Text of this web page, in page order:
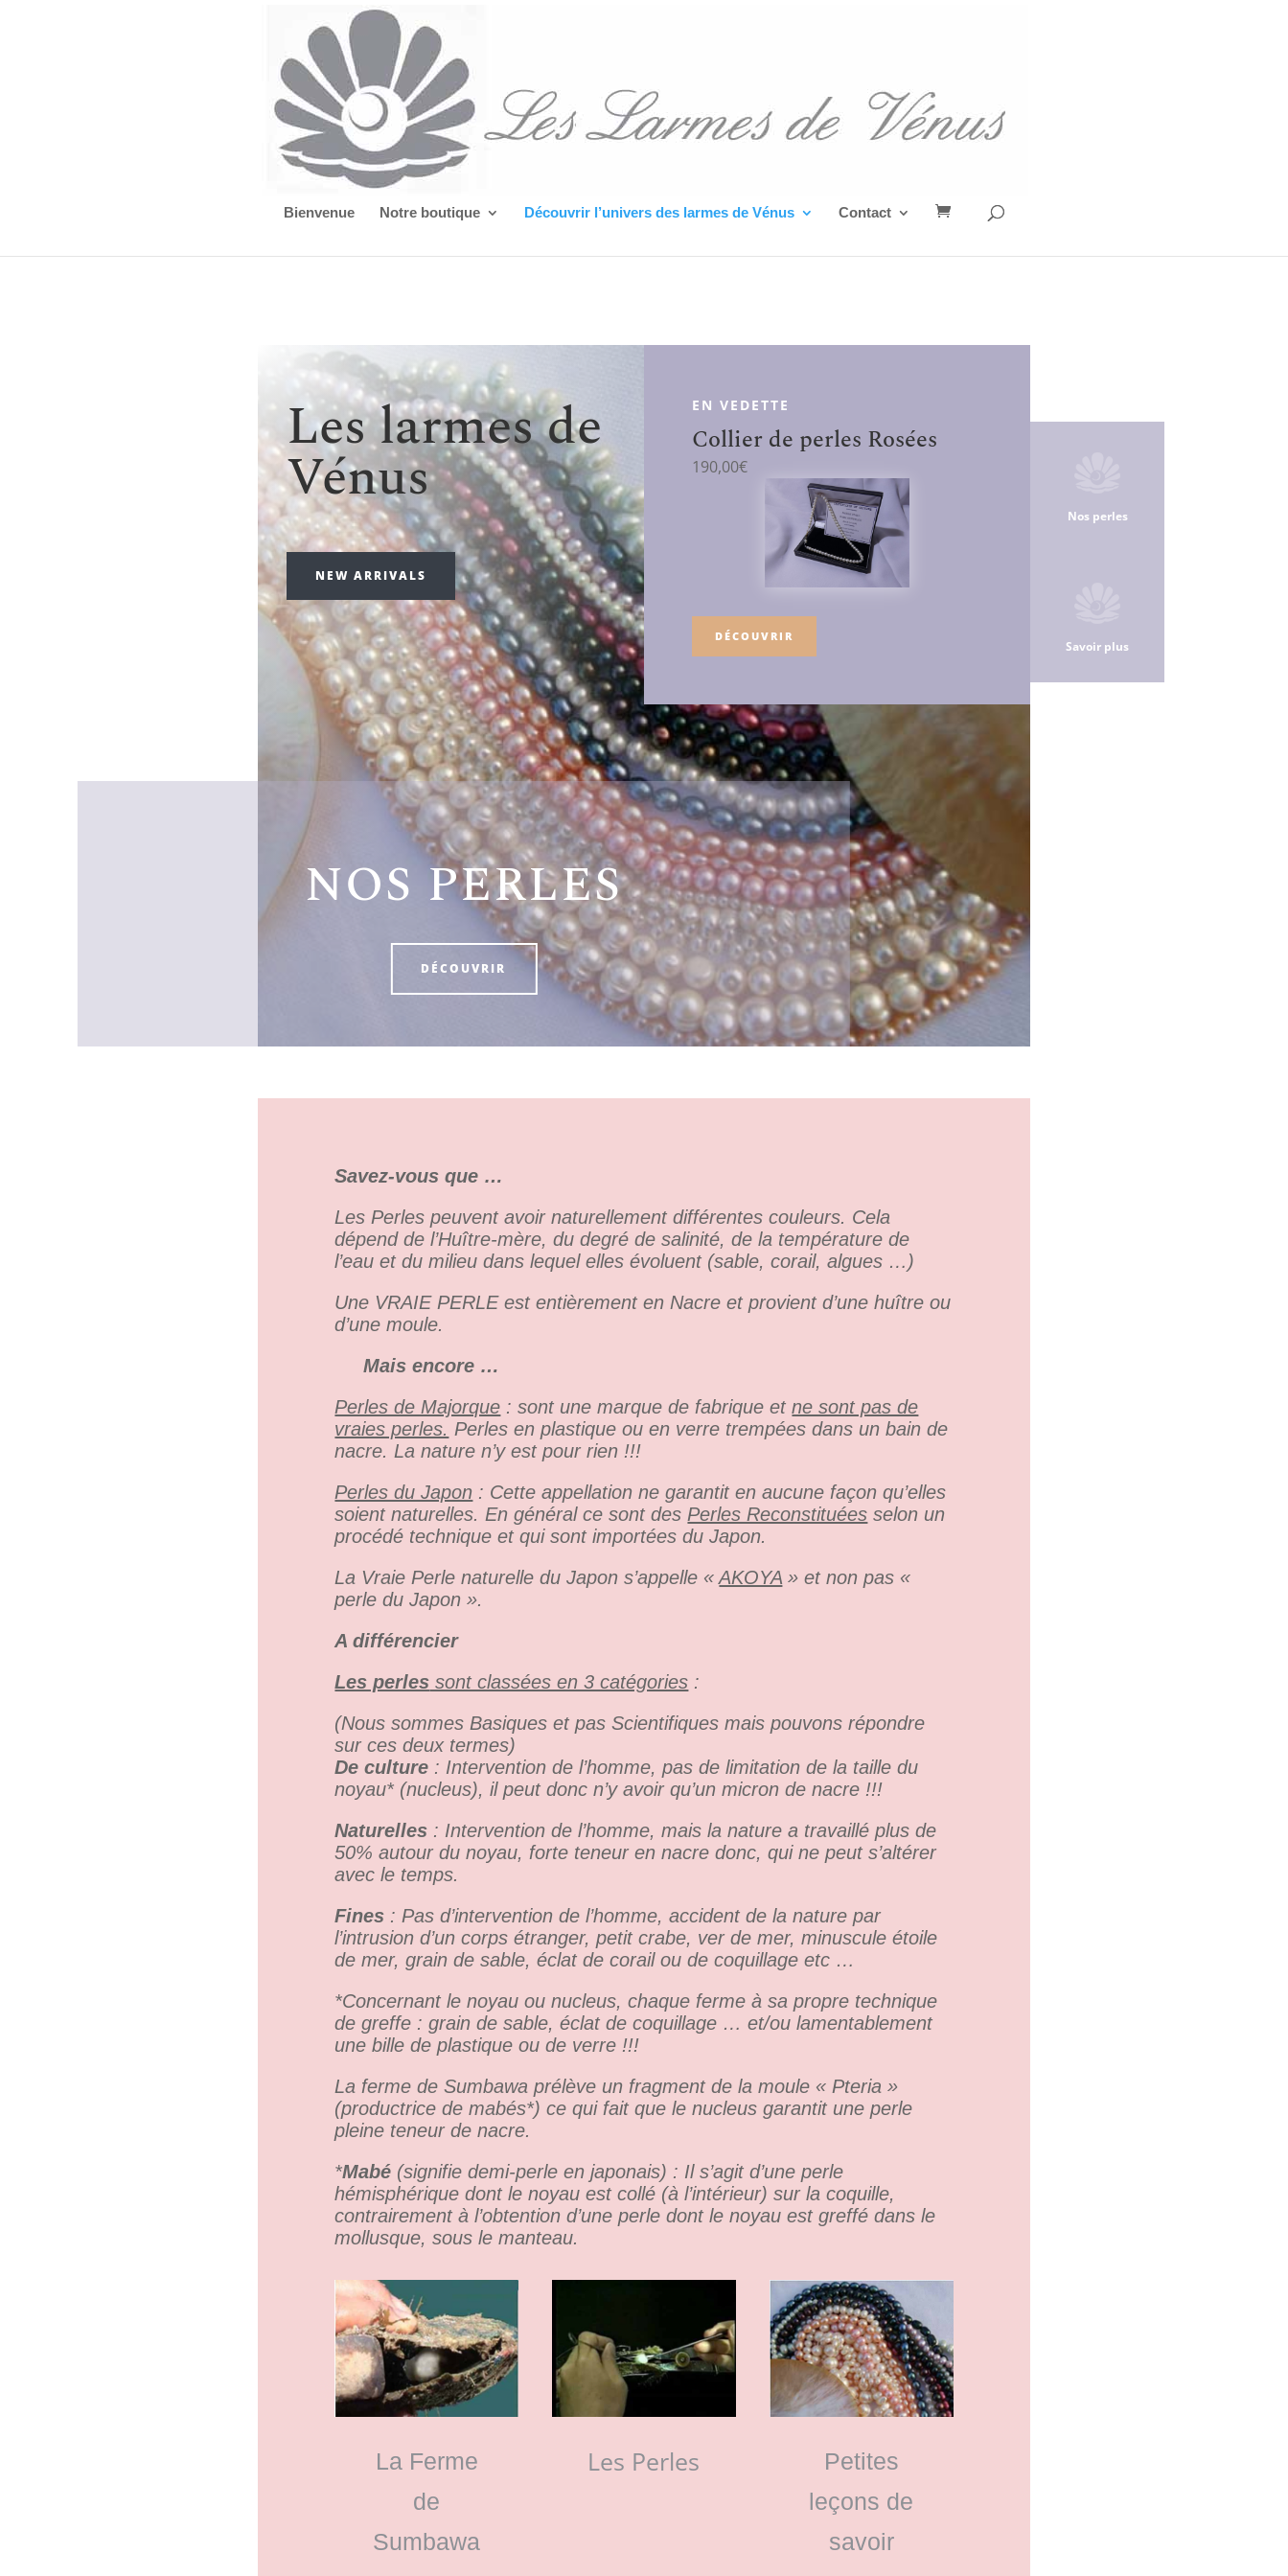
Bienvenue Notre boutique Découvrir l’univers des larmes de Vénus Contact
Les larmes de
Vénus
NEW ARRIVALS
EN VEDETTE
Collier de perles Rosées
190,00€
DÉCOUVRIR
NOS PERLES
DÉCOUVRIR
Nos perles
Savoir plus
Savez-vous que …
Les Perles peuvent avoir naturellement différentes couleurs. Cela
dépend de l’Huître-mère, du degré de salinité, de la température de
l’eau et du milieu dans lequel elles évoluent (sable, corail, algues …)
Une VRAIE PERLE est entièrement en Nacre et provient d’une huître ou
d’une moule.
Mais encore …
Perles de Majorque : sont une marque de fabrique etne sont pas de
vraies perles. Perles en plastique ou en verre trempées dans un bain de
nacre. La nature n’y est pour rien !!!
Perles du Japon : Cette appellation ne garantit en aucune façon qu’elles
soient naturelles. En général ce sont des Perles Reconstituées selon un
procédé technique et qui sont importées du Japon.
La Vraie Perle naturelle du Japon s’appelle «AKOYA » et non pas «
perle du Japon ».
A différencier
Les perles sont classées en 3 catégories :
(Nous sommes Basiques et pas Scientifiques mais pouvons répondre
sur ces deux termes)
De culture : Intervention de l’homme, pas de limitation de la taille du
noyau* (nucleus), il peut donc n’y avoir qu’un micron de nacre !!!
Naturelles : Intervention de l’homme, mais la nature a travaillé plus de
50% autour du noyau, forte teneur en nacre donc, qui ne peut s’altérer
avec le temps.
Fines : Pas d’intervention de l’homme, accident de la nature par
l’intrusion d’un corps étranger, petit crabe, ver de mer, minuscule étoile
de mer, grain de sable, éclat de corail ou de coquillage etc …
*Concernant le noyau ou nucleus, chaque ferme à sa propre technique
de greffe : grain de sable, éclat de coquillage … et/ou lamentablement
une bille de plastique ou de verre !!!
La ferme de Sumbawa prélève un fragment de la moule « Pteria »
(productrice de mabés*) ce qui fait que le nucleus garantit une perle
pleine teneur de nacre.
*Mabé (signifie demi-perle en japonais) : Il s’agit d’une perle
hémisphérique dont le noyau est collé (à l’intérieur) sur la coquille,
contrairement à l’obtention d’une perle dont le noyau est greffé dans le
mollusque, sous le manteau.
La Ferme
de
Sumbawa
Les Perles
Petites
leçons de
savoir